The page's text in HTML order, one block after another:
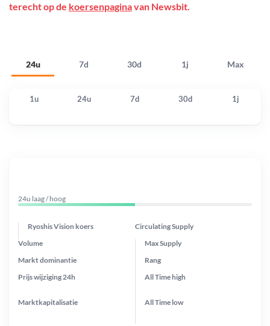
24u 7d 30d 1j Max
terecht op de koersenpaginavan Newsbit.
1u 24u 7d 30d 1j
24u laag / hoog
Ryoshis Vision koers Circulating Supply
Prijs wijziging 24h
Max Supply
Markt dominantie
Marktkapitalisatie
Volume
Rang
All Timehigh
All Time low